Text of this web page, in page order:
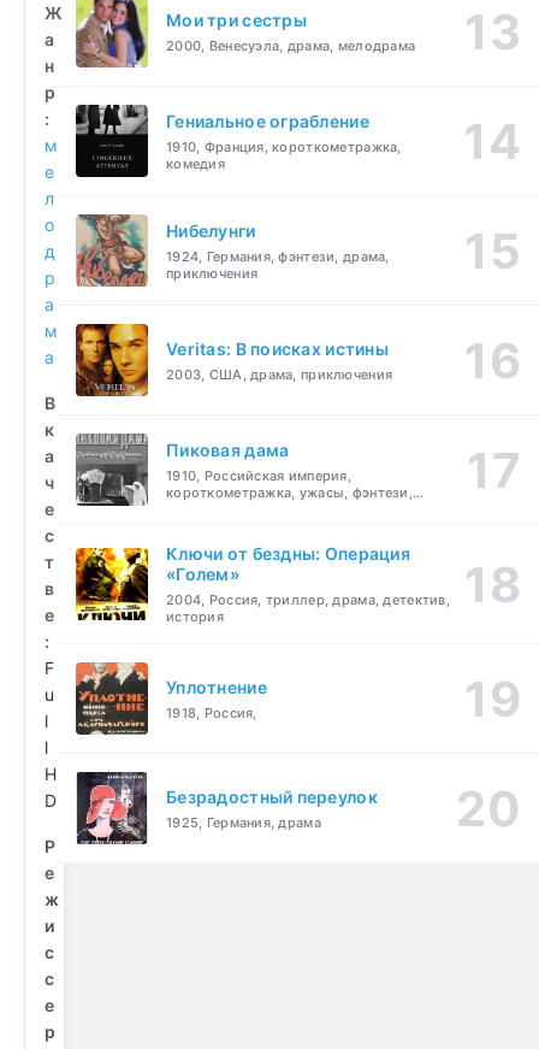
Ж
а
н
р
:
м
е
л
о
д
р
а
м
а
В
к
а
ч
е
с
т
в
е
:
F
u
l
l
H
D
Р
е
ж
и
с
с
е
р
Мои три сестры
2000, Венесуэла, драма, мелодрама
Гениальное ограбление
1910, Франция, короткометражка,
комедия
Нибелунги
1924, Германия, фэнтези, драма,
приключения
Veritas: В поисках истины
2003, США, драма, приключения
Пиковая дама
1910, Российская империя,
короткометражка, ужасы, фэнтези,
Ключи от бездны: Операция
«Голем»
2004, Россия, триллер, драма, детектив,
история
Уплотнение
1918, Россия,
Безрадостный переулок
1925, Германия, драма